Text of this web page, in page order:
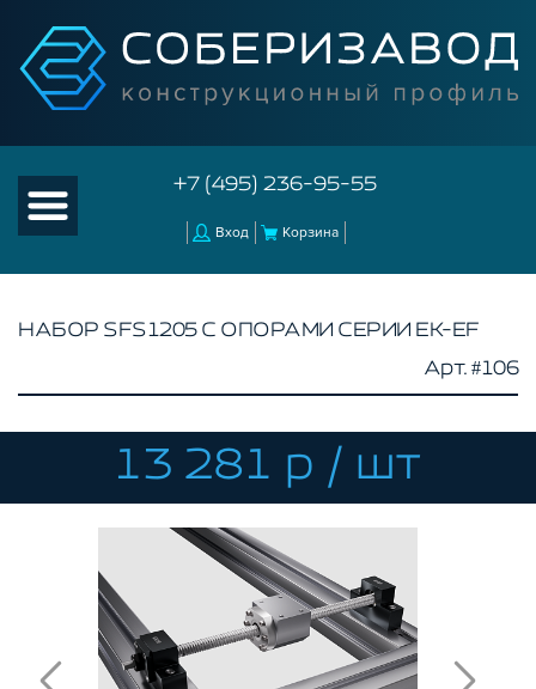
+7 (495) 236-95-55
Вход Корзина
КОМПЛЕКТУЮЩИЕ К ЧПУ
КОНСТРУКЦИОННЫЙ ПРОФИЛЬ ДЛЯ
СТАНКОВ
ПРОФИЛЬНЫЕ НАПРАВЛЯЮЩИЕ
ПОЛИРОВАННЫЕ ВАЛЫ И ДЕРЖАТЕЛИ
ШАРИКО-ВИНТОВЫЕ ПЕРЕДАЧИ (ШВП)
ОПОРЫ ХОДОВЫХ ВИНТОВ
ЛИНЕЙНЫЕ ПОДШИПНИКИ И МОДУЛИ
КАБЕЛЬ-КАНАЛЫ СТАНОЧНЫЕ ГИБКИЕ
НАБОР SFS1205 С ОПОРАМИ СЕРИИ EK-EF
Арт. #106
13 281 р / шт